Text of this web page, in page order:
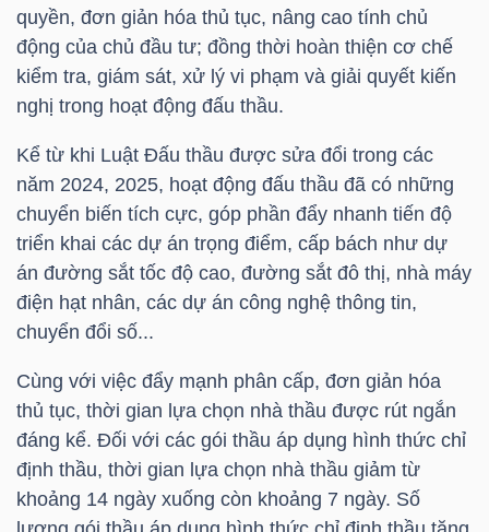
quyền, đơn giản hóa thủ tục, nâng cao tính chủ
động của chủ đầu tư; đồng thời hoàn thiện cơ chế
kiểm tra, giám sát, xử lý vi phạm và giải quyết kiến
nghị trong hoạt động đấu thầu.
Kể từ khi Luật Đấu thầu được sửa đổi trong các
năm 2024, 2025, hoạt động đấu thầu đã có những
chuyển biến tích cực, góp phần đẩy nhanh tiến độ
triển khai các dự án trọng điểm, cấp bách như dự
án đường sắt tốc độ cao, đường sắt đô thị, nhà máy
điện hạt nhân, các dự án công nghệ thông tin,
chuyển đổi số...
Cùng với việc đẩy mạnh phân cấp, đơn giản hóa
thủ tục, thời gian lựa chọn nhà thầu được rút ngắn
đáng kể. Đối với các gói thầu áp dụng hình thức chỉ
định thầu, thời gian lựa chọn nhà thầu giảm từ
khoảng 14 ngày xuống còn khoảng 7 ngày. Số
VĨ
DOANH
CỔ
PHIẾU